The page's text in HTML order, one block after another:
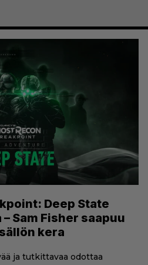
Deep State
Sam Fisher saapuu
kera
ja tutkittavaa odottaa